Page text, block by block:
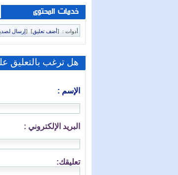
خدمات المحتوى
أدوات : [أضف تعليق]
[إرسال